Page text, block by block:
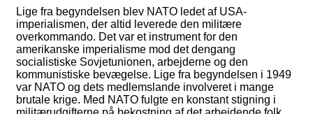
Lige fra begyndelsen blev NATO ledet af USA-
imperialismen, der altid leverede den militære
overkommando. Det var et instrument for den
amerikanske imperialisme mod det dengang
socialistiske Sovjetunionen, arbejderne og den
kommunistiske bevægelse. Lige fra begyndelsen i 1949
var NATO og dets medlemslande involveret i mange
brutale krige. Med NATO fulgte en konstant stigning i